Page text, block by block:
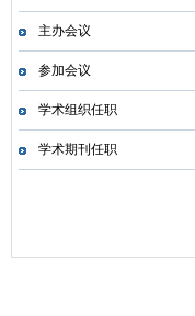
主办会议
参加会议
学术组织任职
学术期刊任职